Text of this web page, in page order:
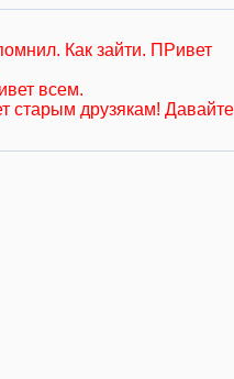
Как зайти. ПРивет
всем.
старым друзякам!